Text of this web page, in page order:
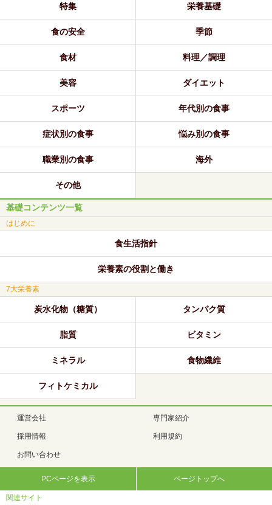
特集 栄養基礎
食の安全 季節
食材 料理／調理
美容 ダイエット
スポーツ 年代別の食事
症状別の食事 悩み別の食事
職業別の食事 海外
その他
基礎コンテンツ一覧
はじめに
食生活指針
栄養素の役割と働き
7大栄養素
炭水化物（糖質） タンパク質
脂質 ビタミン
ミネラル 食物繊維
フィトケミカル
運営会社 専門家紹介
採用情報 利用規約
お問い合わせ
PCページを表示 ページトップへ
関連サイト